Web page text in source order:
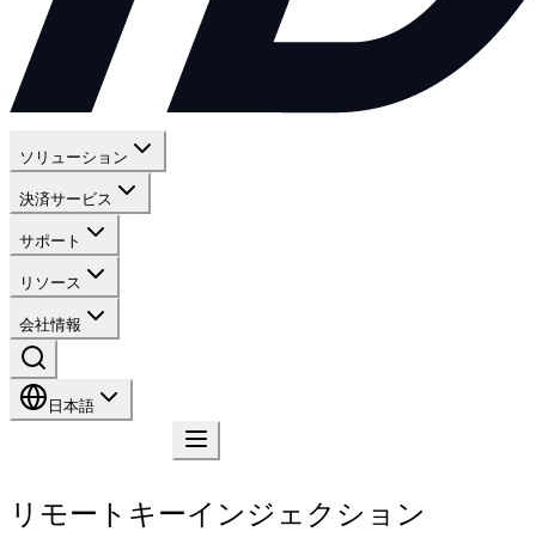
ソリューション
決済サービス
サポート
リソース
会社情報
日本語
リモートキーインジェクション